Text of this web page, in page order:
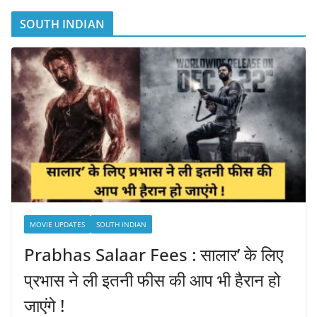
SOUTH INDIAN
MOVIE UPDATES SOUTH INDIAN
Prabhas Salaar Fees : सालार’ के लिए
प्रभास ने ली इतनी फीस की आप भी हैरान हो
जाएंगे !